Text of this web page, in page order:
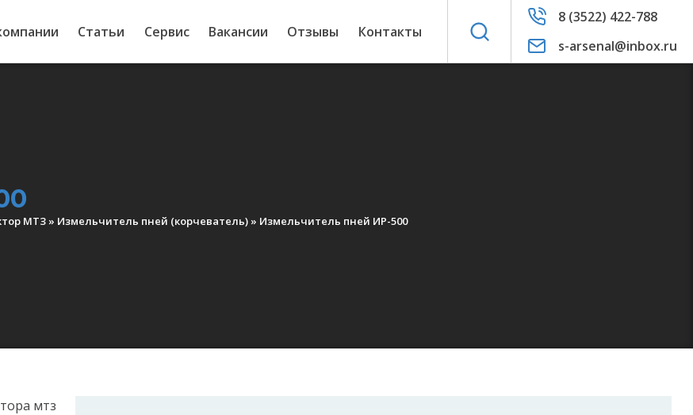
Статьи Сервис Вакансии Отзывы Контакты
8 (3522) 422-788
s-arsenal@inbox.ru
МТЗ» Измельчитель пней (корчеватель)» Измельчитель пней ИР-500